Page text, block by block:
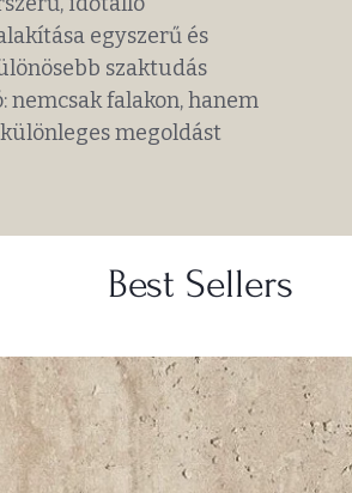
egyszerű és
szaktudás
nemcsak falakon, hanem
megoldást
Best Sellers